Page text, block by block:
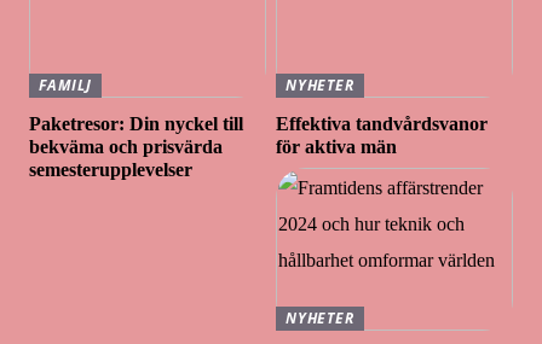
FAMILJ
Paketresor: Din nyckel till
bekväma och prisvärda
semesterupplevelser
NYHETER
Effektiva tandvårdsvanor
för aktiva män
NYHETER